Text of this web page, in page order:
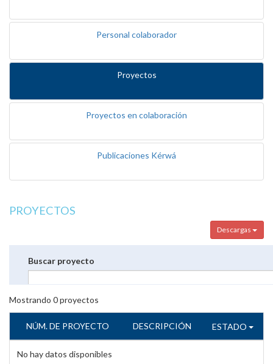
Personal colaborador
Proyectos
Proyectos en colaboración
Publicaciones Kérwá
PROYECTOS
Descargas
Buscar proyecto
Mostrando 0proyectos
NÚM. DE PROYECTO DESCRIPCIÓN ESTADO
No hay datos disponibles